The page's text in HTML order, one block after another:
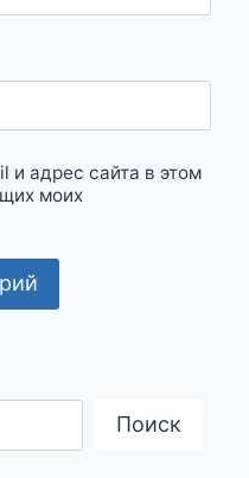
и адрес сайта в этом
моих
Поиск